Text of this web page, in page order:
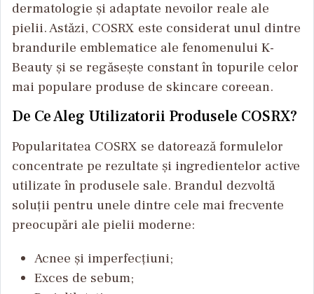
dermatologie și adaptate nevoilor reale ale
pielii. Astăzi, COSRX este considerat unul dintre
brandurile emblematice ale fenomenului K-
Beauty și se regăsește constant în topurile celor
mai populare produse de skincare coreean.
De Ce Aleg Utilizatorii Produsele COSRX?
Popularitatea COSRX se datorează formulelor
concentrate pe rezultate și ingredientelor active
utilizate în produsele sale. Brandul dezvoltă
soluții pentru unele dintre cele mai frecvente
preocupări ale pielii moderne:
Acnee și imperfecțiuni;
Exces de sebum;